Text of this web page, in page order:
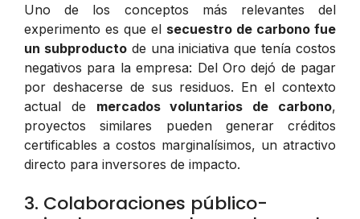
Uno de los conceptos más relevantes del
experimento es que el secuestro de carbono fue
un subproductode una iniciativa que tenía costos
negativos para la empresa: Del Oro dejó de pagar
por deshacerse de sus residuos. En el contexto
actual de mercados voluntarios de carbono,
proyectos similares pueden generar créditos
certificables a costos marginalísimos, un atractivo
directo para inversores de impacto.
3. Colaboraciones público-